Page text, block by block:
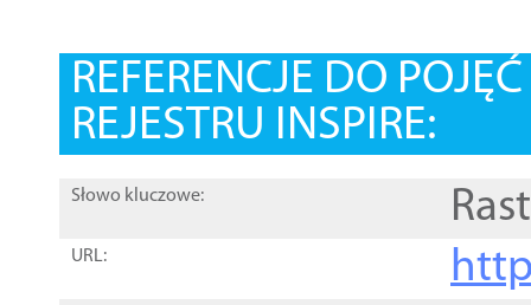
REFERENCJE DO
REJESTRU INSPIRE:
Słowo kluczowe:
URL: